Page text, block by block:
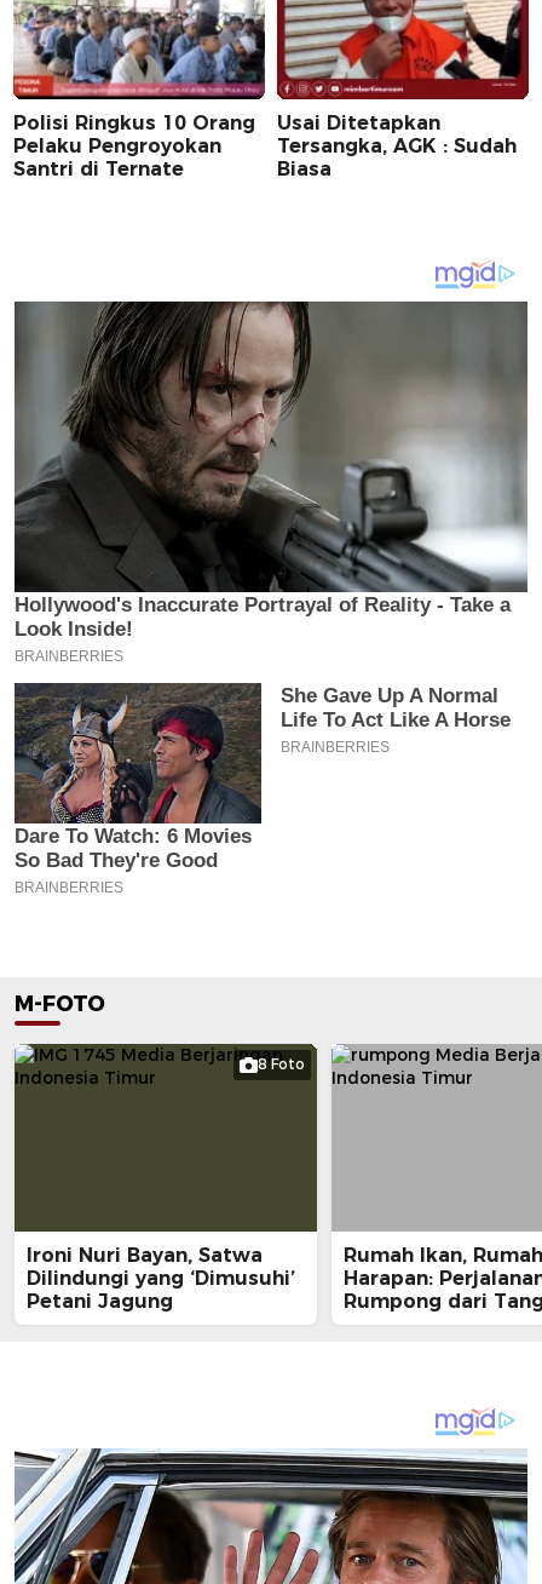
Polisi Ringkus 10 Orang
Pelaku Pengroyokan
Santri di Ternate
Usai Ditetapkan
Tersangka, AGK : Sudah
Biasa
M-FOTO
8 Foto
Ironi Nuri Bayan, Satwa
Dilindungi yang ‘Dimusuhi’
Petani Jagung
Rumah Ikan, Rumah
Harapan:
Rumpong dari
Nelayan ke Meja